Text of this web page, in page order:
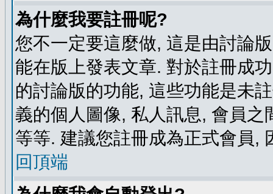
為什麼我要註冊呢?
您不一定要這麼做, 這是由討論
能在版上發表文章. 對於註冊成
的討論版的功能, 這些功能是未
義的個人圖像, 私人訊息, 會員
等等. 建議您註冊成為正式會員,
回頂端